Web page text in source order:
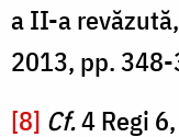
a II-a
2013, pp.
[8] Cf.4 Regi